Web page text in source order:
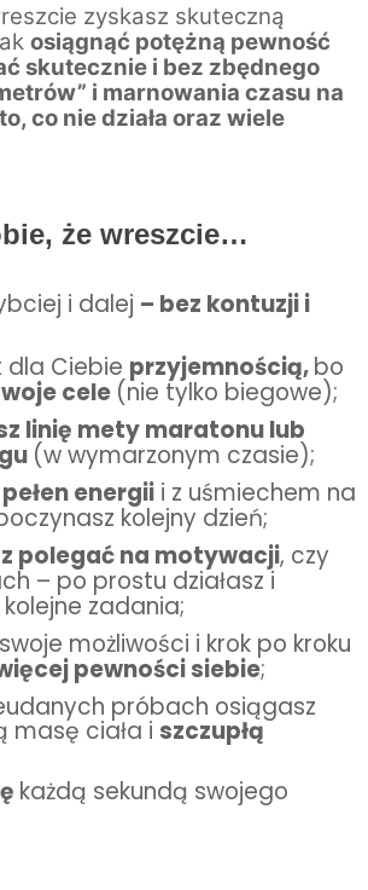
zyskasz skuteczną
osiągnąć potężną pewność
skutecznie i bez zbędnego
i marnowania czasu na
co nie działa oraz wiele
że wreszcie…
i dalej – bez kontuzji i
dla Ciebie przyjemnością,
cele (nie tylko biegowe);
linię mety maratonu lub
(w wymarzonym czasie);
pełen energii i z uśmiechem na
kolejny dzień;
polegać na motywacji, czy
– po prostu działasz i
zadania;
pewności siebie;
próbach osiągasz
masę ciała i szczupłą
każdą sekundą swojego